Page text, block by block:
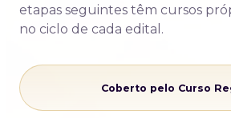
etapas seguintes têm cursos
no ciclo de cada edital.
Coberto pelo Curso